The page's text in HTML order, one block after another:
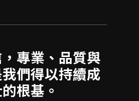
專業、品質與
們得以持續成
根基。